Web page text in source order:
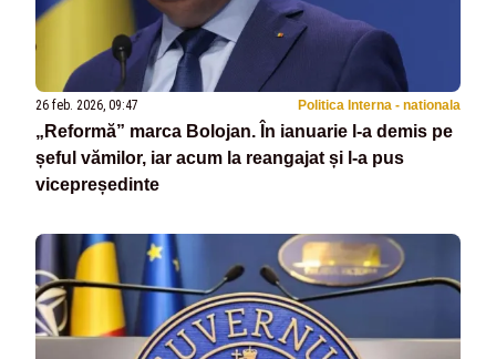
26 feb. 2026, 09:47 Politica Interna - nationala
„Reformă” marca Bolojan. În ianuarie l-a demis pe
șeful vămilor, iar acum la reangajat și l-a pus
vicepreședinte